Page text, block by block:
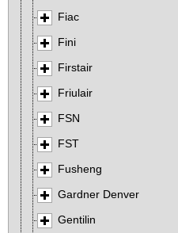
Fiac
Fini
Firstair
Friulair
FSN
FST
Fusheng
Gardner Denver
Gentilin